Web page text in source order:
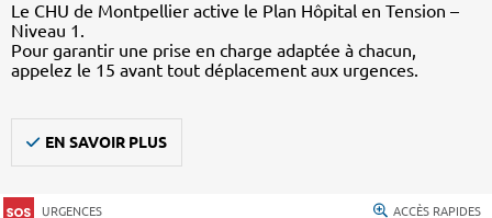
Le CHU de Montpellier active le Plan Hôpital en Tension –
Niveau 1.
Pour garantir une prise en charge adaptée à chacun,
appelez le 15 avant tout déplacement aux urgences.
EN SAVOIR PLUS
URGENCES ACCÈS RAPIDES